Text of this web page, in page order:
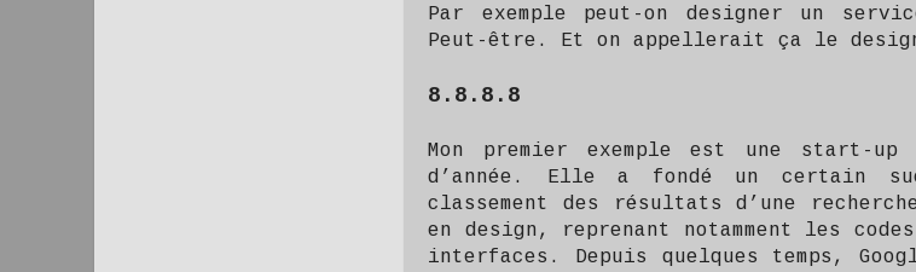
Par exemple peut-on designer un
Peut-être. Et on appellerait ça le
8.8.8.8
Mon premier exemple est une start-
d’année. Elle a fondé un certain
classement des résultats d’une
en design, reprenant notamment les
interfaces. Depuis quelques temps,